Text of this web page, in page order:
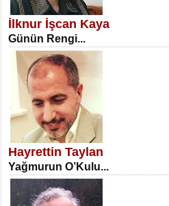
Erkenlik...
NECLA DİLEK ARSLAN
Öğretmenler Günü Mahkemesi...
İlknur İşcan Kaya
Günün Rengi...
Hayrettin Taylan
Yağmurun O’Kulu...